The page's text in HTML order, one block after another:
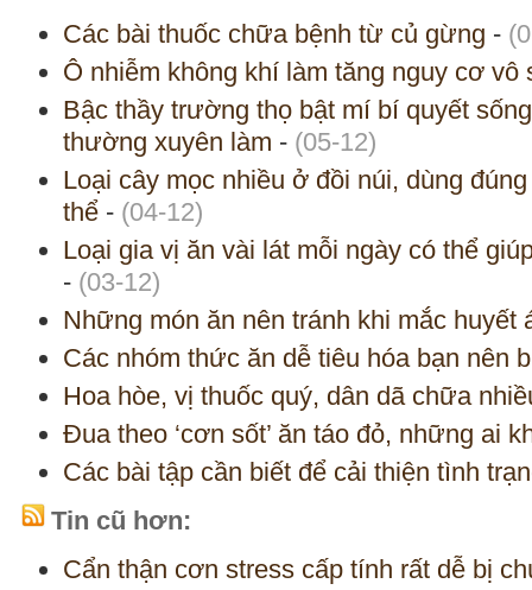
Các bài thuốc chữa bệnh từ củ gừng -
Ô nhiễm không khí làm tăng nguy cơ vô
Bậc thầy trường thọ bật mí bí quyết
thường xuyên làm - (05-12)
Loại cây mọc nhiều ở đồi núi, dùng
thể - (04-12)
Loại gia vị ăn vài lát mỗi ngày có thể
- (03-12)
Những món ăn nên tránh khi mắc huyết
Các nhóm thức ăn dễ tiêu hóa bạn nên
Hoa hòe, vị thuốc quý, dân dã chữa
Đua theo ‘cơn sốt’ ăn táo đỏ, những ai
Các bài tập cần biết để cải thiện tình
Tin cũ hơn:
Cẩn thận cơn stress cấp tính rất dễ bị